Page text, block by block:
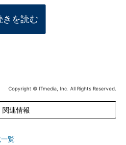
きを読む
Copyright © ITmedia, Inc. All Rights Reserved.
関連情報
覧